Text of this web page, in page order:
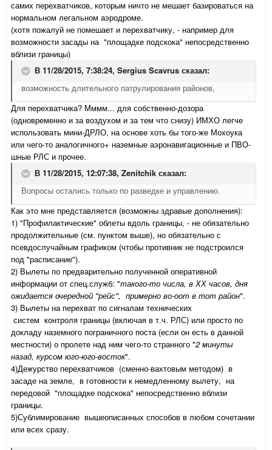
самих перехватчиков, которым ничто не мешает базироваться на
нормальном легальном аэродроме.
(хотя пожалуй не помешает и перехватчику, - например для
возможности засады на "площадке подскока" непосредственно
вблизи границы)
В 11/28/2015, 7:38:24, Sergius Scavrus сказал:
возможность длительного патрулирования районов,
Для перехватчика? Мммм... для собственно-дозора
(одновременно и за воздухом и за тем что снизу) ИМХО легче
использовать мини-ДРЛО, на основе хоть бы того-же Мохоука
или чего-то аналогичного+ наземные аэронавигационные и ПВО-
шные РЛС и прочее.
В 11/28/2015, 12:07:38, Zenitchik сказал:
Вопросы остались только по разведке и управлению.
Как это мне представляется (возможны здравые дополнения):
1) "Профилактические" облеты вдоль границы, - не обязательно
продолжительные (см. пунктом выше), но обязательно с
псевдослучайным графиком (чтобы противник не подстроился
под "расписание").
2) Вылеты по предварительно полученной оперативной
информации от спец.служб: "такого-то числа, в ХХ часов, дня
ожидается очередной "рейс", примерно во-оот в тот район".
3) Вылеты на перехват по сигналам технических
систем контроля границы (включая в т.ч. РЛС) или просто по
докладу наземного пограничного поста (если он есть в данной
местности) о пролете над ним чего-то странного "2 минуты
назад, курсом юго-юго-восток".
4)Дежурство перехватчиков (сменно-вахтовым методом) в
засаде на земле, в готовности к немедленному вылету, на
передовой "площадке подскока" непосредственно вблизи
границы.
5)Сублимирование вышеописанных способов в любом сочетании
или всех сразу.